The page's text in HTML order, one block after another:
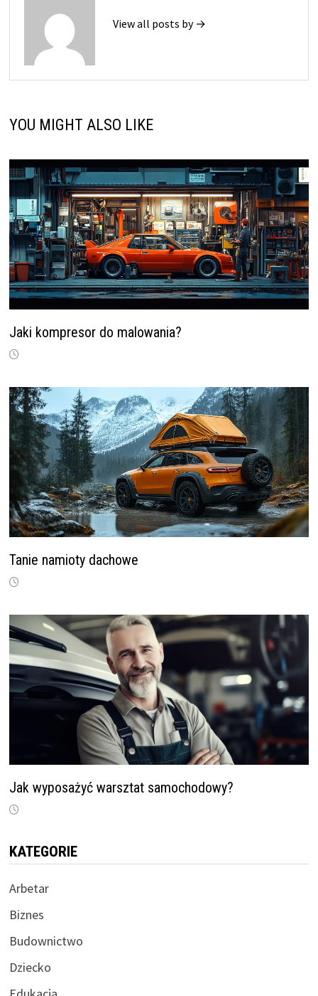
View all posts by →
YOU MIGHT ALSO LIKE
Jaki kompresor do malowania?
Tanie namioty dachowe
Jak wyposażyć warsztat samochodowy?
KATEGORIE
Arbetar
Biznes
Budownictwo
Dziecko